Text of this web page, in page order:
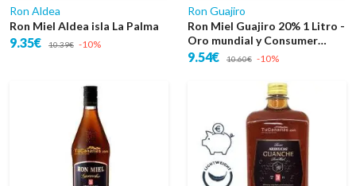
Ron Aldea
Ron Miel Aldea isla La Palma
9.35€ 10.39€ -10%
Ron Guajiro
Ron Miel Guajiro 20% 1 Litro -
Oro mundial y Consumer
Choice EEUU
9.54€ 10.60€ -10%